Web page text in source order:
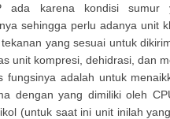
ada karena kondisi sumur
sehingga perlu adanya unit
yang sesuai untuk
unit kompresi, dehidrasi, dan
fungsinya adalah untuk
dengan yang dimiliki oleh
(untuk saat ini unit inilah